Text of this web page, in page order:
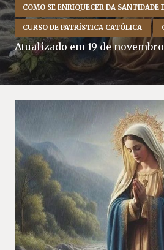
COMO SE ENRIQUECER DA SANTIDADE
CURSO DE PATRÍSTICA CATÓLICA
Atualizado em 19 de